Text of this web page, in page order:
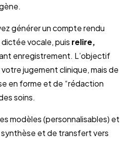
générer un compte rendu
vocale, puis relire,
enregistrement. L’objectif
jugement clinique, mais de
en forme et de “rédaction
soins.
modèles (personnalisables) et
et de transfert vers